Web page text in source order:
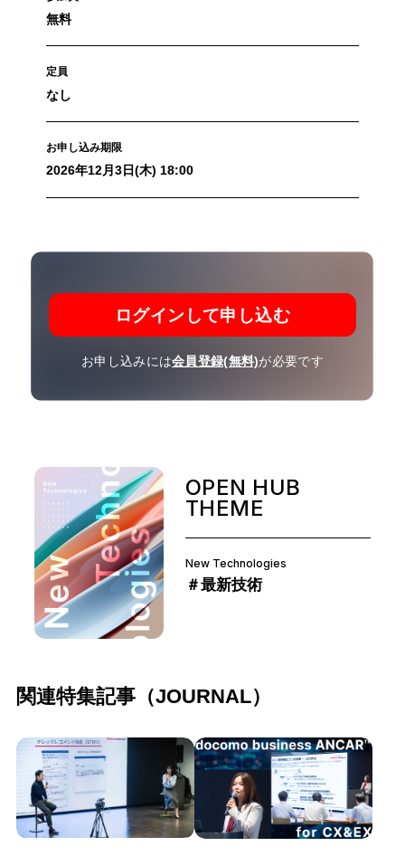
無料
定員
なし
お申し込み期限
2026年12月3日(木) 18:00
ログインして申し込む
お申し込みには会員登録(無料)が必要です
OPEN HUB
THEME
New Technologies
＃最新技術
関連特集記事（JOURNAL）